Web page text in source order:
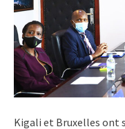
Kigali et Bruxelles ont